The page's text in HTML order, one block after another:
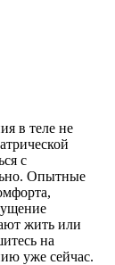
в теле не
с
Опытные
жить или
на
уже сейчас.